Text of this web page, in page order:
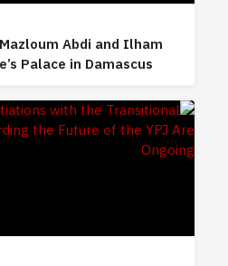
Abdi and Ilham
Palace in Damascus